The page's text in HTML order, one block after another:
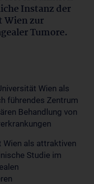
Instanz der
Wien zur
Tumore.
Wien als
führendes Zentrum
Behandlung von
Wien als attraktiven
Studie im